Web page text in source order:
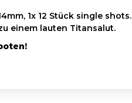
1x 12 Stück single shots.
einem lauten Titansalut.